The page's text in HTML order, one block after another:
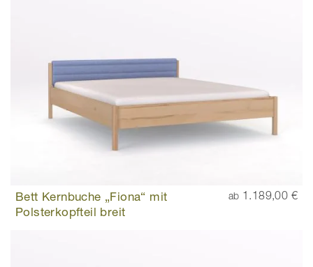
Bett Kernbuche „Fiona“ mit
Polsterkopfteil breit
ab 1.189,00 €